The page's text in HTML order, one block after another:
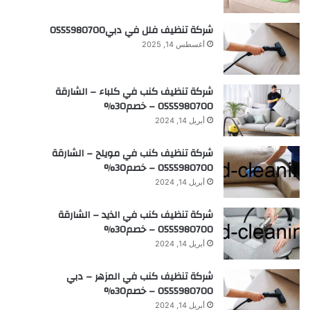
شركة تنظيف فلل في دبي0555980700
أغسطس 14, 2025
شركة تنظيف كنب في كلباء – الشارقة
0555980700 – خصم30%
أبريل 14, 2024
شركة تنظيف كنب في مويلح – الشارقة
0555980700 – خصم30%
أبريل 14, 2024
شركة تنظيف كنب في الذيد – الشارقة
0555980700 – خصم30%
أبريل 14, 2024
شركة تنظيف كنب في المزهر – دبي
0555980700 – خصم30%
أبريل 14, 2024